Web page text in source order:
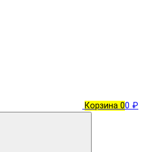
Корзина 00 ₽